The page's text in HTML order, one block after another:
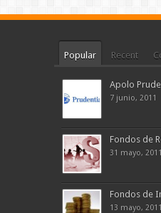
Popular Recent
Apolo
7 junio, 2011
Fondos de
31 mayo, 2011
Fondos de
13 mayo, 2011